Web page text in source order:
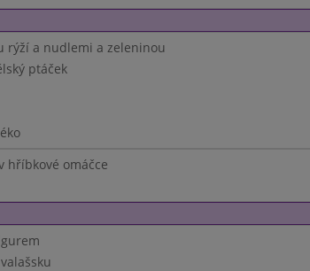
rýží a nudlemi a zeleninou
ptáček
hříbkové omáčce